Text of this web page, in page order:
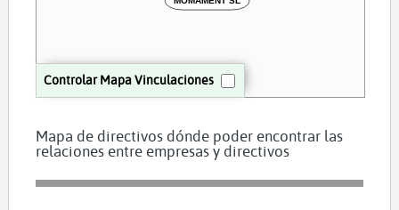
Controlar Mapa Vinculaciones
Mapa de directivos dónde poder encontrar las
relaciones entre empresas y directivos